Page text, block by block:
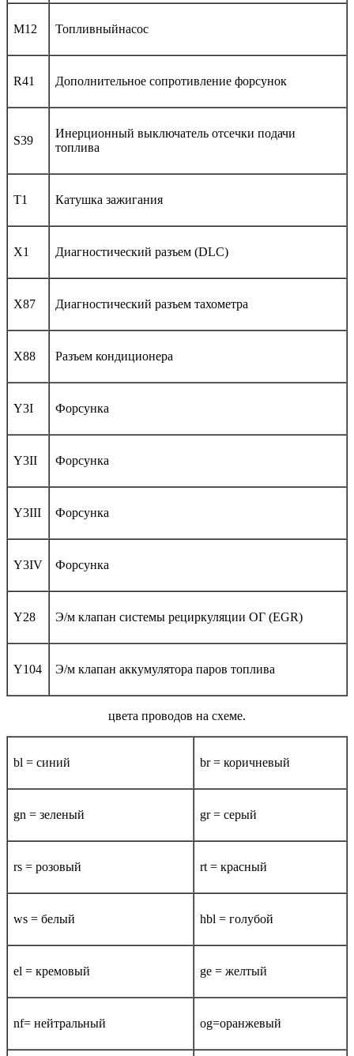
M12 Топливныйнасос
R41 Дополнительное сопротивление форсунок
S39
Инерционный выключатель отсечки подачи
топлива
T1 Катушка зажигания
X1 Диагностический разъем (DLC)
X87 Диагностический разъем тахометра
X88 Разъем кондиционера
Y3I Форсунка
Y3II Форсунка
Y3III Форсунка
Y3IV Форсунка
Y28 Э/м клапан системы рециркуляции ОГ (EGR)
Y104 Э/м клапан аккумулятора паров топлива
цвета проводов на схеме.
bl = синий br = коричневый
gn = зеленый gr = серый
rs = розовый rt = красный
ws = белый hbl = голубой
el = кремовый ge = желтый
nf= нейтральный og=оранжевый